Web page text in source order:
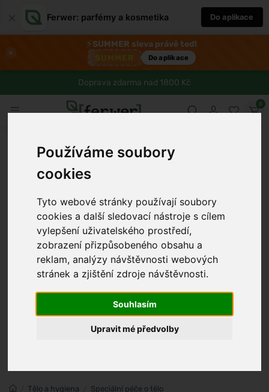
Používáme soubory
cookies
Tyto webové stránky používají soubory
cookies a další sledovací nástroje s cílem
vylepšení uživatelského prostředí,
zobrazení přizpůsobeného obsahu a
reklam, analýzy návštěvnosti webových
stránek a zjištění zdroje návštěvnosti.
Souhlasím
Upravit mé předvolby
Ferwer: parfémy a kosmetika Do aplikace
×
⚡SUMMER sleva právě teď!
Do aplikace
Doprava zdarma nad 1800 Kč
0
Tělo a hygiena Speciální péče o tělo